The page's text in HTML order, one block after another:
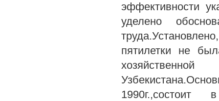
эффективности
уделено
пятилетки не
1990г.,состоит